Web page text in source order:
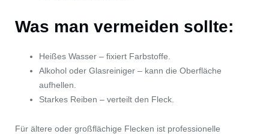
Was man vermeiden sollte:
Heißes Wasser – fixiert Farbstoffe.
Alkohol oder Glasreiniger – kann die Oberfläche
aufhellen.
Starkes Reiben – verteilt den Fleck.
Für ältere oder großflächige Flecken ist professionelle